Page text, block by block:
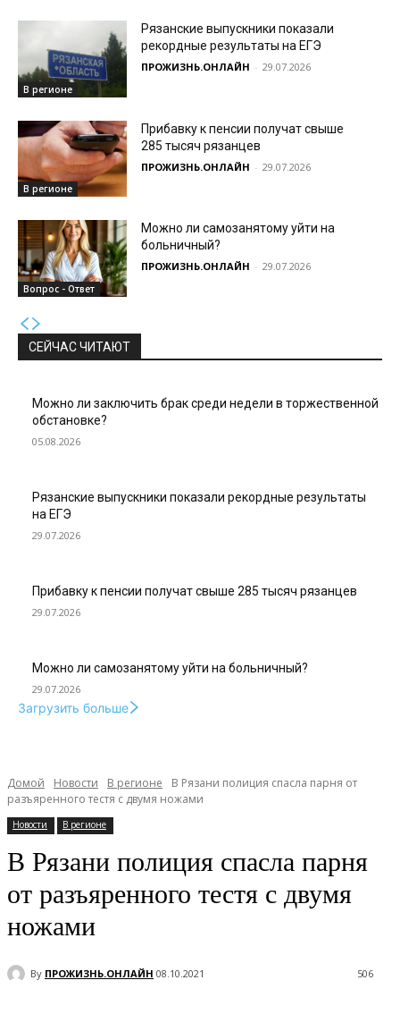
В регионе
Рязанские выпускники показали
рекордные результаты на ЕГЭ
ПРОЖИЗНЬ.ОНЛАЙН - 29.07.2026
В регионе
Прибавку к пенсии получат свыше
285 тысяч рязанцев
ПРОЖИЗНЬ.ОНЛАЙН - 29.07.2026
Вопрос - Ответ
Можно ли самозанятому уйти на
больничный?
ПРОЖИЗНЬ.ОНЛАЙН - 29.07.2026
СЕЙЧАС ЧИТАЮТ
Можно ли заключить брак среди недели в торжественной
обстановке?
05.08.2026
Рязанские выпускники показали рекордные результаты
на ЕГЭ
29.07.2026
Прибавку к пенсии получат свыше 285 тысяч рязанцев
29.07.2026
Можно ли самозанятому уйти на больничный?
29.07.2026
Загрузить больше